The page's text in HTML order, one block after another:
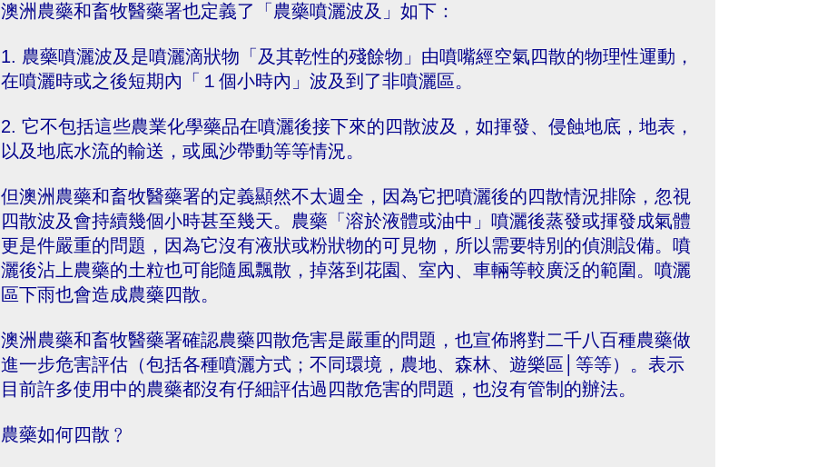
澳洲農藥和畜牧醫藥署也定義了「農藥噴灑波及」如下：
1. 農藥噴灑波及是噴灑滴狀物「及其乾性的殘餘物」由噴嘴經空氣四散的物理性運動，
在噴灑時或之後短期內「１個小時內」波及到了非噴灑區。
2. 它不包括這些農業化學藥品在噴灑後接下來的四散波及，如揮發、侵蝕地底，地表，
以及地底水流的輸送，或風沙帶動等等情況。
但澳洲農藥和畜牧醫藥署的定義顯然不太週全，因為它把噴灑後的四散情況排除，忽視
四散波及會持續幾個小時甚至幾天。農藥「溶於液體或油中」噴灑後蒸發或揮發成氣體
更是件嚴重的問題，因為它沒有液狀或粉狀物的可見物，所以需要特別的偵測設備。噴
灑後沾上農藥的土粒也可能隨風飄散，掉落到花園、室內、車輛等較廣泛的範圍。噴灑
區下雨也會造成農藥四散。
澳洲農藥和畜牧醫藥署確認農藥四散危害是嚴重的問題，也宣佈將對二千八百種農藥做
進一步危害評估（包括各種噴灑方式；不同環境，農地、森林、遊樂區│等等）。表示
目前許多使用中的農藥都沒有仔細評估過四散危害的問題，也沒有管制的辦法。
農藥如何四散﹖